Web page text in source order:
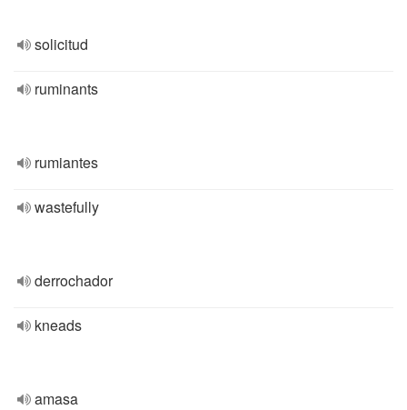
solicitud
ruminants
rumiantes
wastefully
derrochador
kneads
amasa